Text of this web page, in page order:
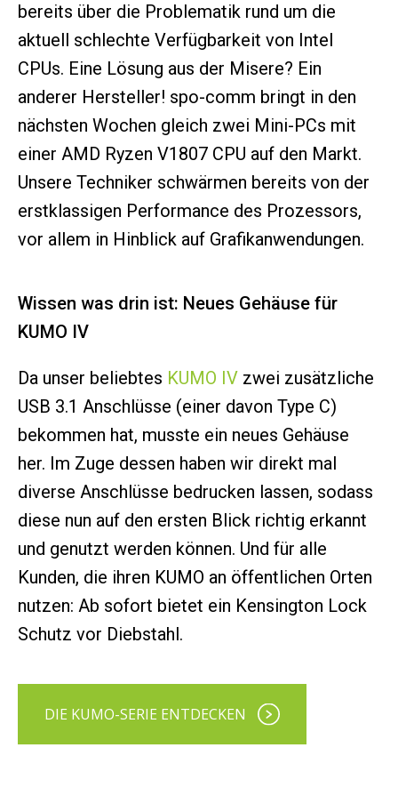
bereits über die Problematik rund um die
aktuell schlechte Verfügbarkeit von Intel
CPUs. Eine Lösung aus der Misere? Ein
anderer Hersteller! spo-comm bringt in den
nächsten Wochen gleich zwei Mini-PCs mit
einer AMD Ryzen V1807 CPU auf den Markt.
Unsere Techniker schwärmen bereits von der
erstklassigen Performance des Prozessors,
vor allem in Hinblick auf Grafikanwendungen.
Wissen was drin ist: Neues Gehäuse für
KUMO IV
Da unser beliebtes KUMO IV zwei zusätzliche
USB 3.1 Anschlüsse (einer davon Type C)
bekommen hat, musste ein neues Gehäuse
her. Im Zuge dessen haben wir direkt mal
diverse Anschlüsse bedrucken lassen, sodass
diese nun auf den ersten Blick richtig erkannt
und genutzt werden können. Und für alle
Kunden, die ihren KUMO an öffentlichen Orten
nutzen: Ab sofort bietet ein Kensington Lock
Schutz vor Diebstahl.
DIE KUMO-SERIE ENTDECKEN